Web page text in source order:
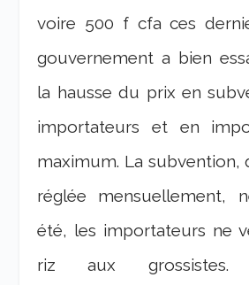
voire 500 f cfa ces
gouvernement a bien
la hausse du prix en
importateurs et en
maximum. La subvention,
réglée mensuellement,
été, les importateurs ne
riz aux